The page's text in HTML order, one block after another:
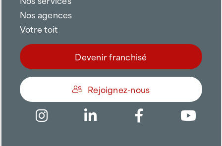
Nos agences
Votre toit
Devenir franchisé
Rejoignez-nous